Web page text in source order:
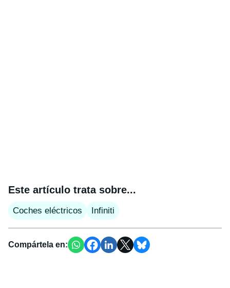
Este artículo trata sobre...
Coches eléctricos Infiniti
Compártela en: